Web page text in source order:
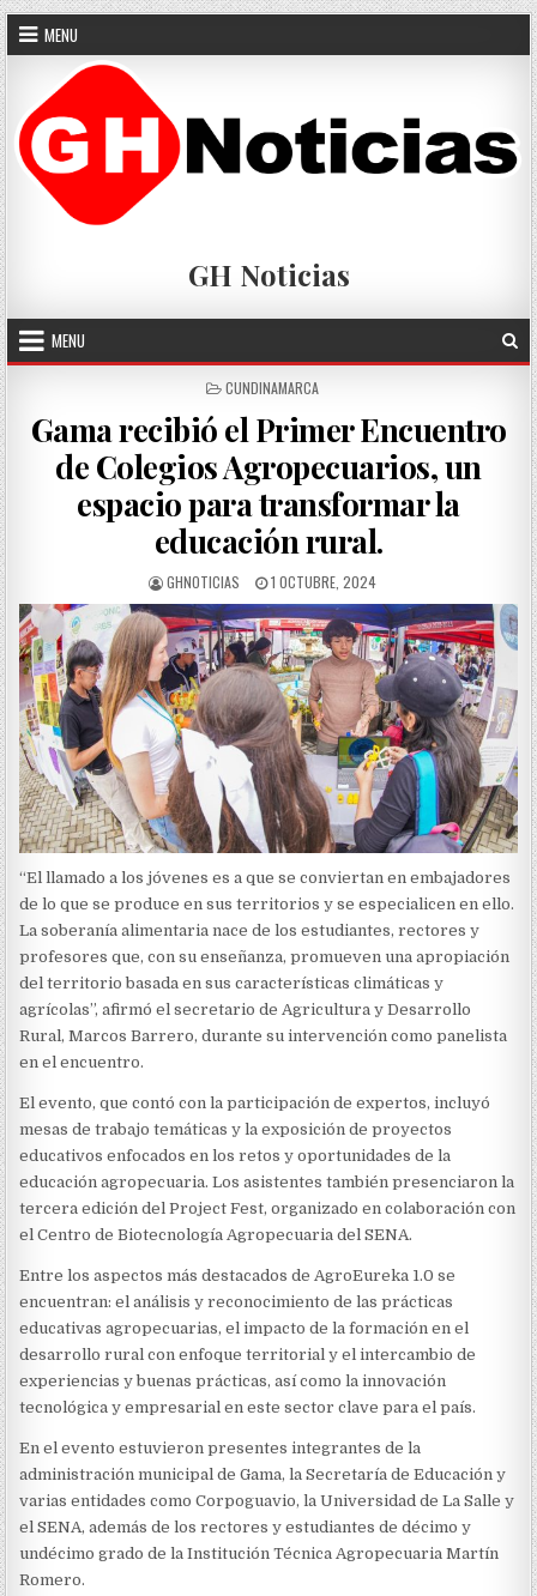
Skip
to
content
MENU
GH Noticias
MENU
POSTED
CUNDINAMARCA
Gama recibió el Primer Encuentro
de Colegios Agropecuarios, un
espacio para transformar la
educación rural.
AUTHOR:
GHNOTICIAS
PUBLISHED
DATE:
1 OCTUBRE, 2024
“El llamado a los jóvenes es a que se conviertan en embajadores
de lo que se produce en sus territorios y se especialicen en ello.
La soberanía alimentaria nace de los estudiantes, rectores y
profesores que, con su enseñanza, promueven una apropiación
del territorio basada en sus características climáticas y
agrícolas”, afirmó el secretario de Agricultura y Desarrollo
Rural, Marcos Barrero, durante su intervención como panelista
en el encuentro.
El evento, que contó con la participación de expertos, incluyó
mesas de trabajo temáticas y la exposición de proyectos
educativos enfocados en los retos y oportunidades de la
educación agropecuaria. Los asistentes también presenciaron la
tercera edición del Project Fest, organizado en colaboración con
el Centro de Biotecnología Agropecuaria del SENA.
Entre los aspectos más destacados de AgroEureka 1.0 se
encuentran: el análisis y reconocimiento de las prácticas
educativas agropecuarias, el impacto de la formación en el
desarrollo rural con enfoque territorial y el intercambio de
experiencias y buenas prácticas, así como la innovación
tecnológica y empresarial en este sector clave para el país.
En el evento estuvieron presentes integrantes de la
administración municipal de Gama, la Secretaría de Educación y
varias entidades como Corpoguavio, la Universidad de La Salle y
el SENA, además de los rectores y estudiantes de décimo y
undécimo grado de la Institución Técnica Agropecuaria Martín
Romero.